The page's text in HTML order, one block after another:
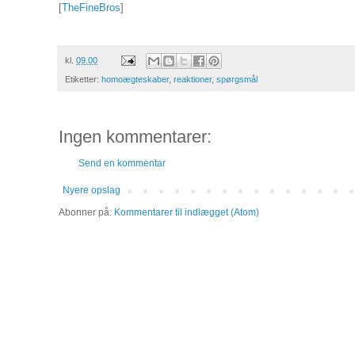
[TheFineBros]
kl. 09.00
Etiketter: homoægteskaber, reaktioner, spørgsmål
Ingen kommentarer:
Send en kommentar
Nyere opslag
Abonner på: Kommentarer til indlægget (Atom)